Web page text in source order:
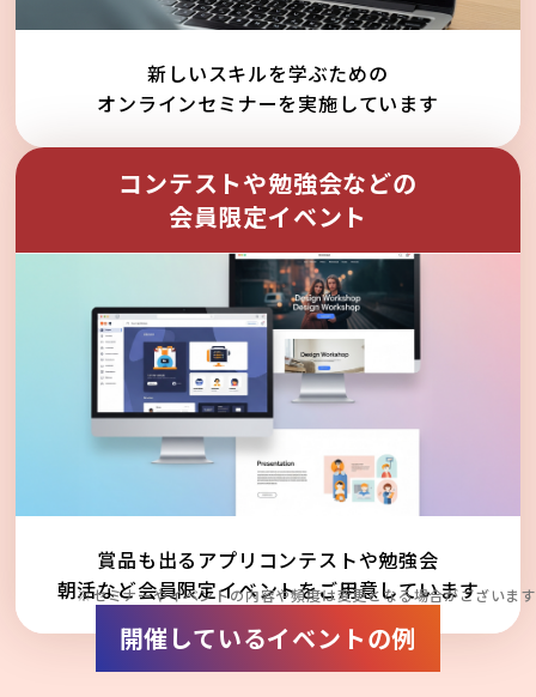
新しいスキルを学ぶための
オンラインセミナーを実施しています
コンテストや勉強会などの
会員限定イベント
賞品も出るアプリコンテストや勉強会
朝活など会員限定イベントをご用意しています
※セミナーやイベントの内容や頻度は変更となる場合がございます
開催しているイベントの例